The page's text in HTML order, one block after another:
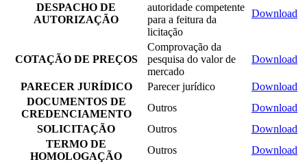
DESPACHO DE
AUTORIZAÇÃO
autoridade competente
para a feitura da
licitação
Download
COTAÇÃO DE PREÇOS
Comprovação da
pesquisa do valor de
mercado
Download
PARECER JURÍDICO Parecer jurídico
Download
DOCUMENTOS DE
CREDENCIAMENTO
Outros
Download
SOLICITAÇÃO
Outros
Download
TERMO DE
HOMOLOGAÇÃO
Outros
Download